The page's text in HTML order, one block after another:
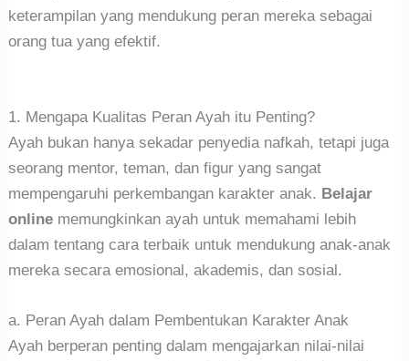
keterampilan yang mendukung peran mereka sebagai
orang tua yang efektif.
1. Mengapa Kualitas Peran Ayah itu Penting?
Ayah bukan hanya sekadar penyedia nafkah, tetapi juga
seorang mentor, teman, dan figur yang sangat
mempengaruhi perkembangan karakter anak. Belajar
online memungkinkan ayah untuk memahami lebih
dalam tentang cara terbaik untuk mendukung anak-anak
mereka secara emosional, akademis, dan sosial.
a. Peran Ayah dalam Pembentukan Karakter Anak
Ayah berperan penting dalam mengajarkan nilai-nilai